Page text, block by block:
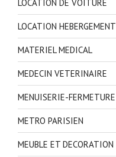
LOCATION DE VOITURE
LOCATION HEBERGEMENT
MATERIEL MEDICAL
MEDECIN VETERINAIRE
MENUISERIE-FERMETURE
METRO PARISIEN
MEUBLE ET DECORATION